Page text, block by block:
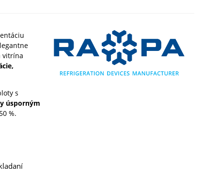
vitrína
s
úsporným
%.